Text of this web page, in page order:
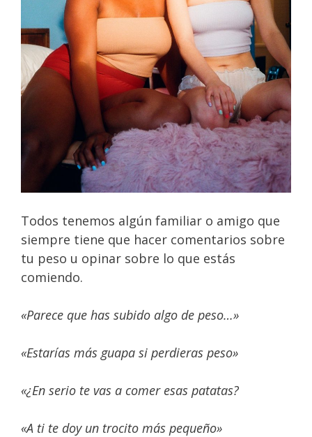
Todos tenemos algún familiar o amigo que
siempre tiene que hacer comentarios sobre
tu peso u opinar sobre lo que estás
comiendo.
«Parece que has subido algo de peso…»
«Estarías más guapa si perdieras peso»
«¿En serio te vas a comer esas patatas?
«A ti te doy un trocito más pequeño»